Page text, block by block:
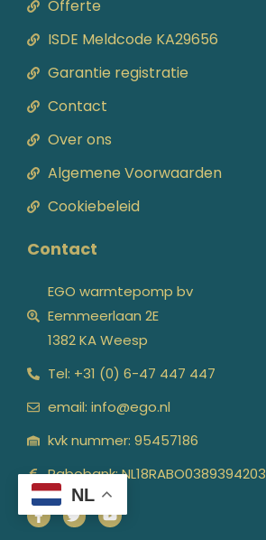
Offerte
ISDE Meldcode KA29656
Garantie registratie
Contact
Over ons
Algemene Voorwaarden
Cookiebeleid
Contact
EGO warmtepomp bv
Eemmeerlaan 2E
1382 KA Weesp
Tel: +31 (0) 6-47 447 447
email: info@ego.nl
kvk nummer: 95457186
Rabobank: NL18RABO0389394203
NL